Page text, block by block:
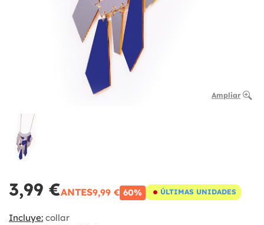
Ampliar
3,99 €ANTES9,99 € 60% ÚLTIMAS UNIDADES
Incluye: collar